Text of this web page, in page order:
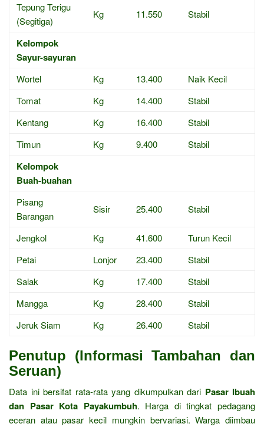
Tepung Terigu
(Segitiga)
Kg 11.550 Stabil
Kelompok
Sayur-sayuran
Wortel Kg 13.400
Naik Kecil
Tomat
Kg 14.400
Stabil
Kentang
Kg 16.400
Stabil
Timun
Kg 9.400 Stabil
Kelompok
Buah-buahan
Pisang
Barangan
Sisir 25.400 Stabil
Jengkol Kg 41.600
Turun Kecil
Petai
Lonjor 23.400
Stabil
Salak
Kg 17.400
Stabil
Mangga
Kg 28.400
Stabil
Jeruk Siam
Kg 26.400 Stabil
Penutup (Informasi Tambahan dan
Seruan)
Data ini bersifat rata-rata yang dikumpulkan dari Pasar Ibuah
dan Pasar Kota Payakumbuh. Harga di tingkat pedagang
eceran atau pasar kecil mungkin bervariasi. Warga diimbau